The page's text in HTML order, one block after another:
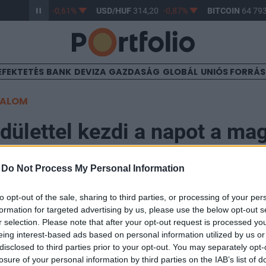
Do Not Process My Personal Information
opt-out of the sale, sharing to third parties, or processing of your
for targeted advertising by us, please use the below opt-out
selection. Please note that after your opt-out request is processed
interest-based ads based on personal information utilized by us
to third parties prior to your opt-out. You may separately
of your personal information by third parties on the IAB’s list of
363,17 -0,61% USD/HUF 314,20 -0,87% BITCOIN64
BANK DEVIZA GAZDASÁG GLOBÁL UNIÓS
kezdi a napot a
a Richter teljesít legjobban a reggeli nyitást
a Nyomdára érdemes figyelni a pénteki